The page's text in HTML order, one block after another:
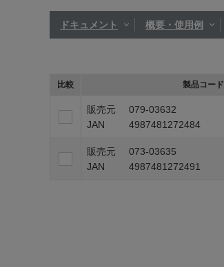
ドキュメント 概要・使用例
比較 製品コード
販売元
079-03632
JAN
4987481272484
販売元
073-03635
JAN
4987481272491